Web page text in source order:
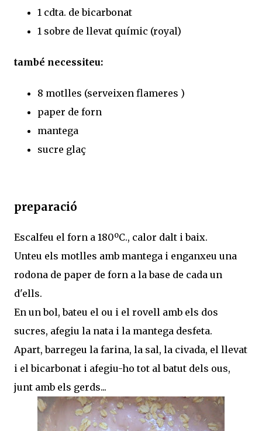
1 cdta. de bicarbonat
1 sobre de llevat químic (royal)
també necessiteu:
8 motlles (serveixen flameres )
paper de forn
mantega
sucre glaç
preparació
Escalfeu el forn a 180ºC., calor dalt i baix.
Unteu els motlles amb mantega i enganxeu una
rodona de paper de forn a la base de cada un
d'ells.
En un bol, bateu el ou i el rovell amb els dos
sucres, afegiu la nata i la mantega desfeta.
Apart, barregeu la farina, la sal, la civada, el llevat
i el bicarbonat i afegiu-ho tot al batut dels ous,
junt amb els gerds...